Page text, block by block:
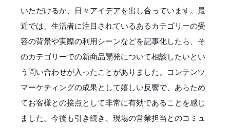
いただけるか、日々アイデアを出し合っています。最
近では、生活者に注目されているあるカテゴリーの受
容の背景や実際の利用シーンなどを記事化したら、そ
のカテゴリーでの新商品開発について相談したいとい
う問い合わせが入ったことがありました。コンテンツ
マーケティングの成果として嬉しい反響で、あらため
てお客様との接点として非常に有効であることを感じ
ました。今後も引き続き、現場の営業担当とのコミュ